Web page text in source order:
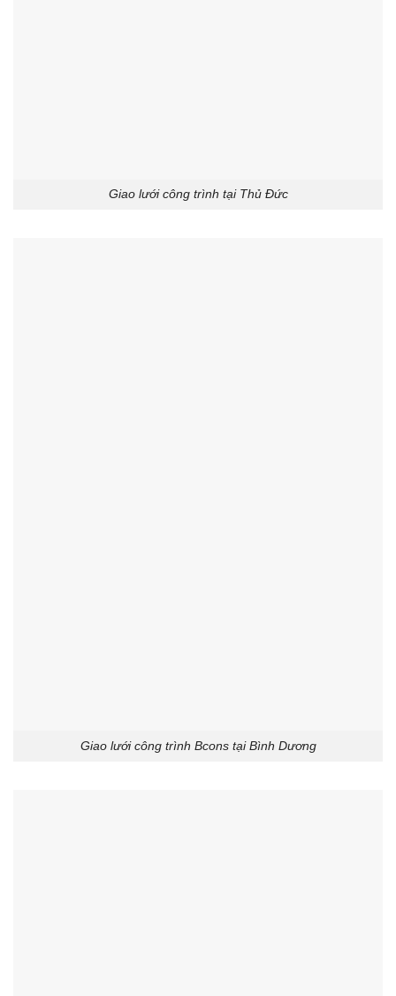
Giao lưới công trình tại Thủ Đức
Giao lưới công trình Bcons tại Bình Dương